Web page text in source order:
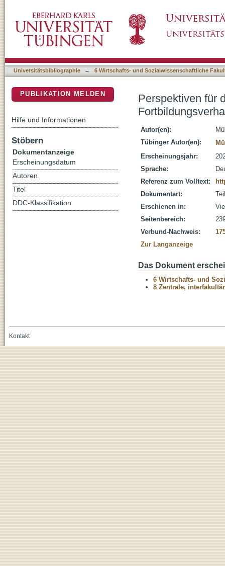
Baden-Württemberg
Universitätsbibliographie → 6 Wirtschafts- und Sozialwissenschaftliche
Perspektiven für
Autor(en):
Tübinger Autor(en):
Erscheinungsjahr:
Sprache:
Referenz zum Volltext:
Dokumentart:
Erschienen in:
Seitenbereich:
Verbund-Nachweis:
Zur Langanzeige
Das Dokument
6 Wirtschafts- und
8 Zentrale,
PUBLIKATION MELDEN
Hilfe und Informationen
Stöbern
Dokumentanzeige
Erscheinungsdatum
Autoren
Titel
DDC-Klassifikation
Kontakt